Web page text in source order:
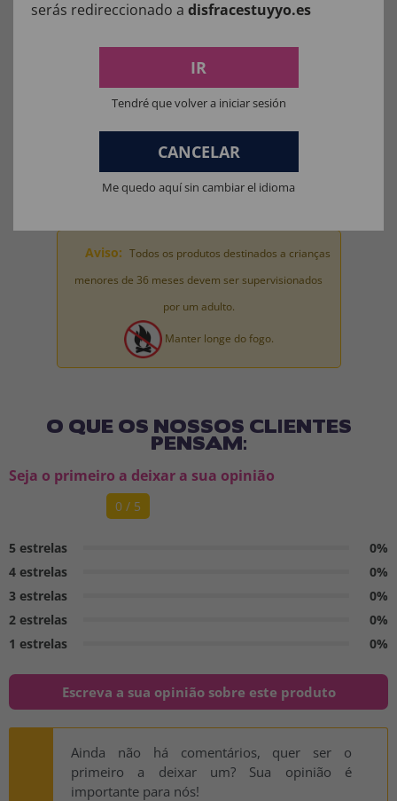
COMPOSIÇÃO DOS NOSSOS
Materiais para fantasias, acessórios de roupas e perucas: 100%
POLIÉSTER.
Materiais de brinquedo para fantasia completa: 100% PVC.
Aviso: Todos os produtos destinados a crianças
menores de 36 meses devem ser supervisionados
por um adulto.
Manter longe do fogo.
O QUE OS NOSSOS CLIENTES
PENSAM:
Seja o primeiro a deixar a sua opinião
0 / 5
5 estrelas
0%
4 estrelas
0%
3 estrelas
0%
2 estrelas
0%
1 estrelas
0%
Escreva a sua opinião sobre este produto
Ainda não há comentários, quer ser o
primeiro a deixar um? Sua opinião é
importante para nós!
serás redireccionado a disfracestuyyo.es
IR
Tendré que volver a iniciar sesión
CANCELAR
Me quedo aquí sin cambiar el idioma